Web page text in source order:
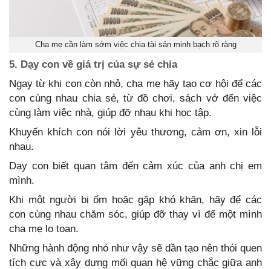
Cha mẹ cần làm sớm việc chia tài sản minh bạch rõ ràng
5. Dạy con về giá trị của sự sẻ chia
Ngay từ khi con còn nhỏ, cha mẹ hãy tạo cơ hội để các
con cùng nhau chia sẻ, từ đồ chơi, sách vở đến việc
cùng làm việc nhà, giúp đỡ nhau khi học tập.
Khuyến khích con nói lời yêu thương, cảm ơn, xin lỗi
nhau.
Dạy con biết quan tâm đến cảm xúc của anh chị em
mình.
Khi một người bị ốm hoặc gặp khó khăn, hãy để các
con cùng nhau chăm sóc, giúp đỡ thay vì để một mình
cha mẹ lo toan.
Những hành động nhỏ như vậy sẽ dần tạo nên thói quen
tích cực và xây dựng mối quan hệ vững chắc giữa anh